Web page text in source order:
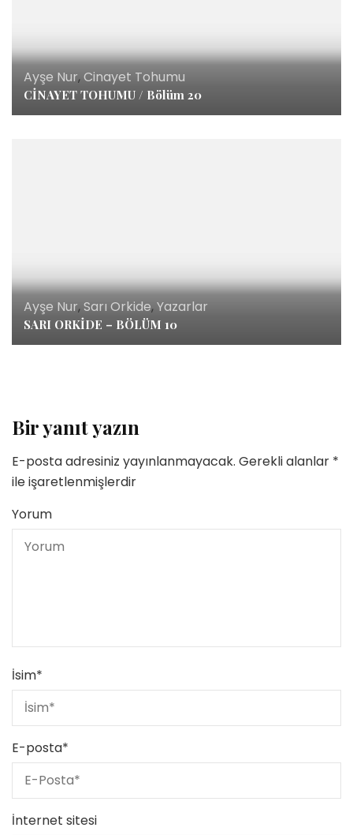
Ayşe Nur,Cinayet Tohumu
CİNAYET TOHUMU / Bölüm 20
Ayşe Nur,Sarı Orkide,Yazarlar
SARI ORKİDE – BÖLÜM 10
Bir yanıt yazın
E-posta adresiniz yayınlanmayacak. Gerekli alanlar *
ile işaretlenmişlerdir
Yorum
İsim*
E-posta*
İnternet sitesi